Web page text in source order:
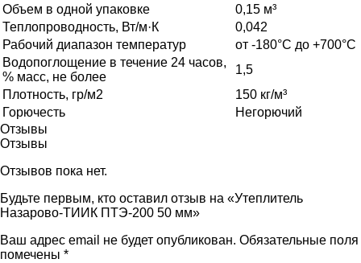
Объем в одной упаковке
0,15 м³
Теплопроводность, Вт/м·К
0,042
Рабочий диапазон температур
от -180°C до +700°C
Водопоглощение в течение 24 часов,
% масс, не более
1,5
Плотность, гр/м2
150 кг/м³
Горючесть
Негорючий
Отзывы
Отзывы
Отзывов пока нет.
Будьте первым, кто оставил отзыв на «Утеплитель
Назарово-ТИИК ПТЭ-200 50 мм»
Ваш адрес email не будет опубликован. Обязательные поля
помечены *